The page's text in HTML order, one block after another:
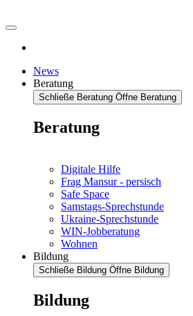
News
Beratung
Schließe Beratung Öffne Beratung
Beratung
Digitale Hilfe
Frag Mansur - persisch
Safe Space
Samstags-Sprechstunde
Ukraine-Sprechstunde
WIN-Jobberatung
Wohnen
Bildung
Schließe Bildung Öffne Bildung
Bildung